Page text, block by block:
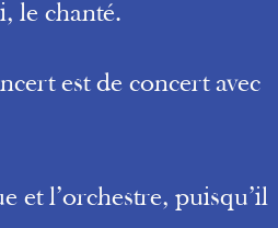
le chanté.
est de concert avec
et l’orchestre, puisqu’il